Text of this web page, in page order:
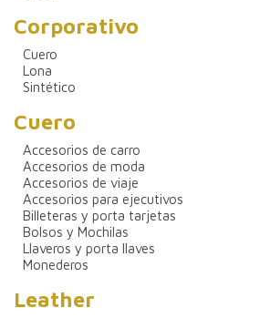
Corporativo
Cuero
Lona
Sintético
Cuero
Accesorios de carro
Accesorios de moda
Accesorios de viaje
Accesorios para ejecutivos
Billeteras y porta tarjetas
Bolsos y Mochilas
Llaveros y porta llaves
Monederos
Leather